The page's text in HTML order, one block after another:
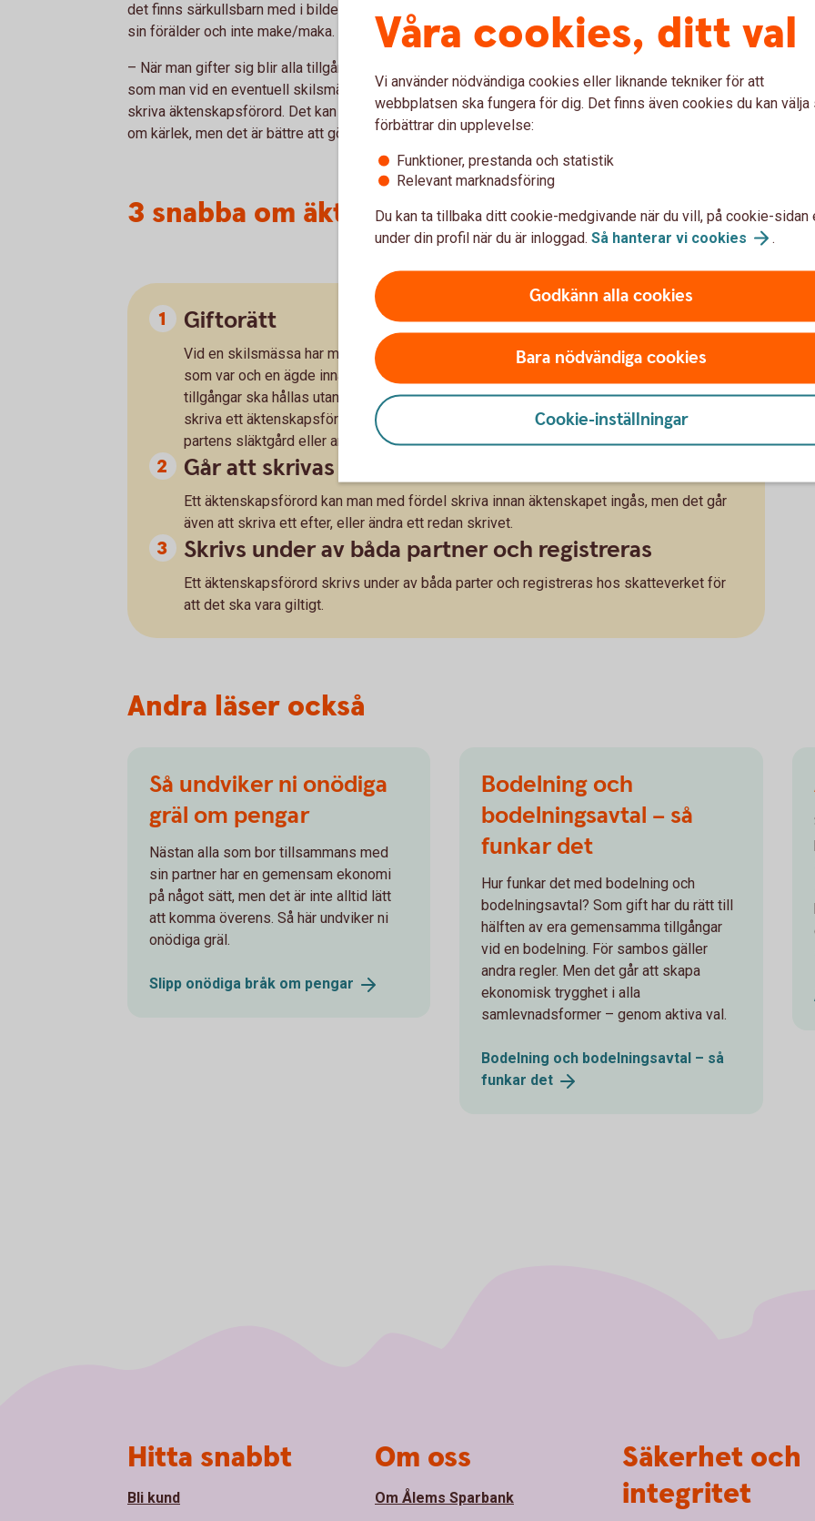
det finns särkullsbarn med i bilden eftersom det, om inget annat skrivs, är de som ärver
sin förälder och inte make/maka.
– När man gifter sig blir alla tillgångar gemensamma och kanske finns det vissa delar
som man vid en eventuell skilsmässa vill behålla inom släkten. Då kan det vara klokt att
skriva äktenskapsförord. Det kan kännas tråkigt att göra det här i en tid när allt handlar
om kärlek, men det är bättre att göra det nu så är det gjort, säger Madelén.
3 snabba om äktenskapsförord
Giftorätt
Vid en skilsmässa har makarna rätt till hälften av alla gemensamma tillgångar, även det
som var och en ägde innan giftermålet. Det kallas giftorätt. Om man vill att vissa
tillgångar ska hållas utanför en bodelning, som görs vid skilsmässa, är det därför bra att
skriva ett äktenskapsförord. I ett sådant kan man avtala om att till exempel den ena
partens släktgård eller andra enskilda tillgångar ska hållas utanför en bodelning.
Går att skrivas innan eller efter bröllopet
Ett äktenskapsförord kan man med fördel skriva innan äktenskapet ingås, men det går
även att skriva ett efter, eller ändra ett redan skrivet.
Skrivs under av båda partner och registreras
Ett äktenskapsförord skrivs under av båda parter och registreras hos skatteverket för
att det ska vara giltigt.
Andra läser också
Så undviker ni onödiga
gräl om pengar
Nästan alla som bor tillsammans med
sin partner har en gemensam ekonomi
på något sätt, men det är inte alltid lätt
att komma överens. Så här undviker ni
onödiga gräl.
Slipp onödiga bråk om pengar
Bodelning och
bodelningsavtal – så
funkar det
Hur funkar det med bodelning och
bodelningsavtal? Som gift har du rätt till
hälften av era gemensamma tillgångar
vid en bodelning. För sambos gäller
andra regler. Men det går att skapa
ekonomisk trygghet i alla
samlevnadsformer – genom aktiva val.
Bodelning och bodelningsavtal – så
funkar det
Våra cookies, ditt val
Vi använder nödvändiga cookies eller liknande tekniker för att
webbplatsen ska fungera för dig. Det finns även cookies du kan välja
förbättrar din upplevelse:
Funktioner, prestanda och statistik
Relevant marknadsföring
Du kan ta tillbaka ditt cookie-medgivande när du vill, på cookie-sidan
under din profil när du är inloggad. Så hanterar vi cookies .
Godkänn alla cookies
Bara nödvändiga cookies
Cookie-inställningar
Hitta snabbt
Bli kund
Om oss
Om Ålems Sparbank
Säkerhet och
integritet